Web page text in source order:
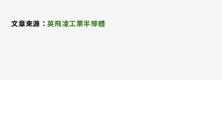
文章來源：英飛凌工業半導體